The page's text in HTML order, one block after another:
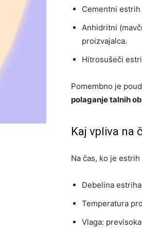
Cementni
Anhidritni
proizvajalca.
Hitrosušeči
Pomembno je
polaganje talnih
Kaj vpliva na
Na čas, ko je
Debelina
Temperatura
Vlaga: